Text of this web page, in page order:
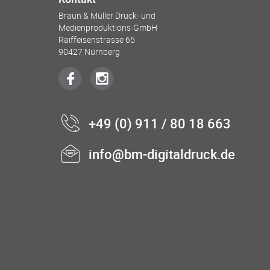
Braun & Müller Druck- und
Medienproduktions-GmbH
Raiffeisenstrasse 65
90427 Nürnberg
+49 (0) 911 / 80 18 663
info@bm-digitaldruck.de